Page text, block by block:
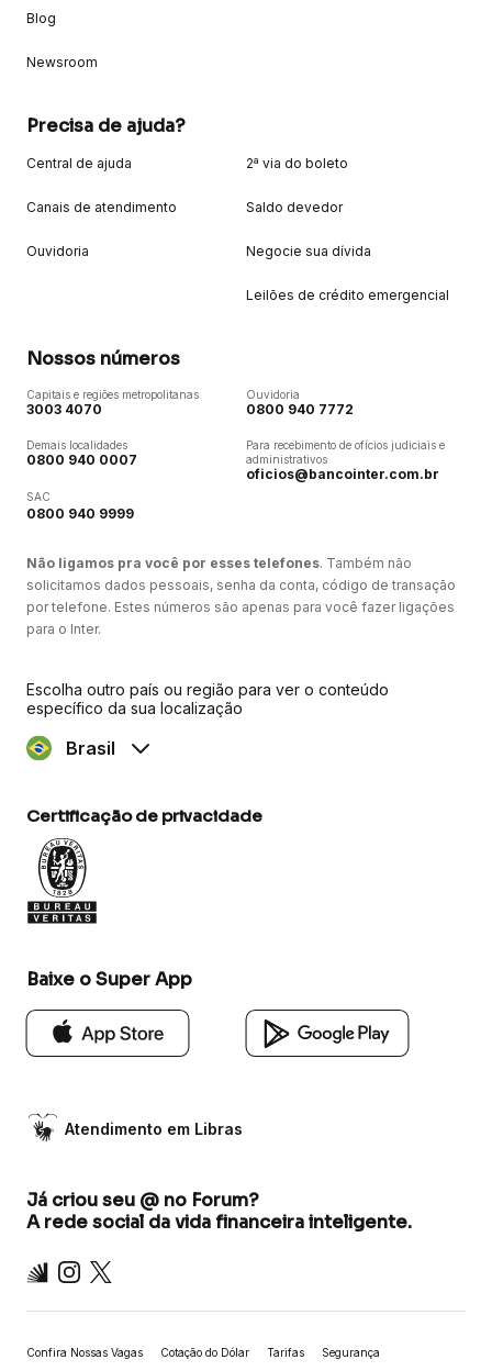
Blog
Newsroom
Precisa de ajuda?
Central de ajuda
Canais de atendimento
Ouvidoria
2ª via do boleto
Saldo devedor
Negocie sua dívida
Leilões de crédito emergencial
Nossos números
Capitais e regiões metropolitanas
3003 4070
Demais localidades
0800 940 0007
SAC
0800 940 9999
Ouvidoria
0800 940 7772
Para recebimento de ofícios judiciais e
administrativos
oficios@bancointer.com.br
Não ligamos pra você por esses telefones. Também não
solicitamos dados pessoais, senha da conta, código de transação
por telefone. Estes números são apenas para você fazer ligações
para o Inter.
Escolha outro país ou região para ver o conteúdo
específico da sua localização
Brasil
Certificação de privacidade
Baixe o Super App
Atendimento em Libras
Já criou seu @ no Forum?
A rede social da vida financeira inteligente.
Inter Instagram
X
Confira Nossas Vagas Cotação do Dólar Tarifas Segurança